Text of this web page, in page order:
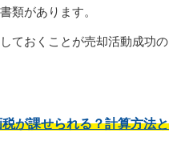
類があります。
ておくことが売却活動成功の
が課せられる？計算方法と